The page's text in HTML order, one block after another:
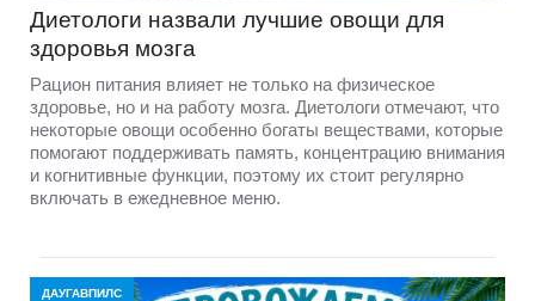
Диетологи назвали лучшие овощи для
здоровья мозга
Рацион питания влияет не только на физическое
здоровье, но и на работу мозга. Диетологи отмечают, что
некоторые овощи особенно богаты веществами, которые
помогают поддерживать память, концентрацию внимания
и когнитивные функции, поэтому их стоит регулярно
включать в ежедневное меню.
ДАУГАВПИЛС